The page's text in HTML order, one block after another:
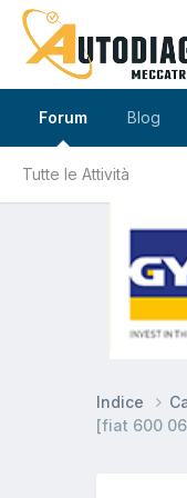
Forum
Tutte le Attività
Blog
Indice
[fiat 600